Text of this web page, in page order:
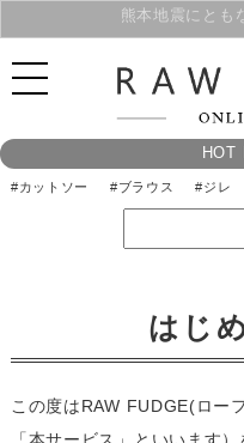
夏季
HOT
#カットソー #ブラウス #ジレ
はじ
この度はRAW FUDGE(ロー
「本サービス」といいます